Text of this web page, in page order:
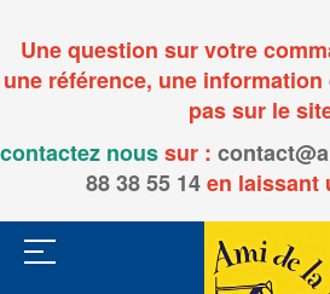
Une question sur votre
une référence, une
pas sur le
contactez noussur :
88 38 55 14en laissant